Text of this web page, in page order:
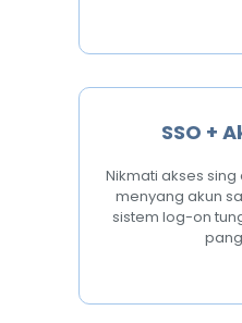
SSO +
Nikmati akses
menyang akun
sistem log-on